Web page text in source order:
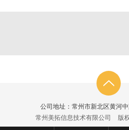
公司地址：常州市新北区黄河
常州美拓信息技术有限公司
版